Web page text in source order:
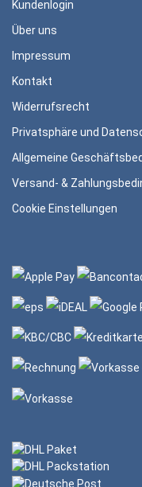
Kundenlogin
Über uns
Impressum
Kontakt
Widerrufsrecht
Privatsphäre und
Allgemeine
Versand- &
Cookie Einstellungen